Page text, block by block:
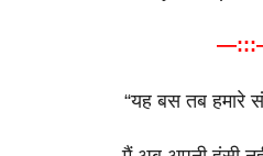
“यह बस तब हमारे